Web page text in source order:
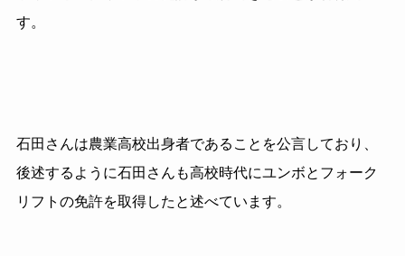
す。
石田さんは農業高校出身者であることを公言しており、
後述するように石田さんも高校時代にユンボとフォーク
リフトの免許を取得したと述べています。